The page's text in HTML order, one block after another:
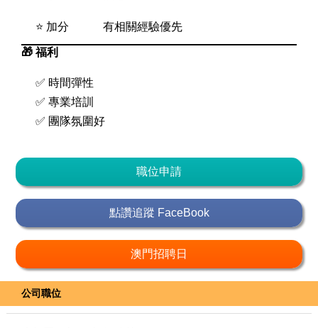
⭐ 加分 有相關經驗優先
🎁 福利
✅ 時間彈性
✅ 專業培訓
✅ 團隊氛圍好
職位申請
點讚追蹤 FaceBook
澳門招聘日
公司職位